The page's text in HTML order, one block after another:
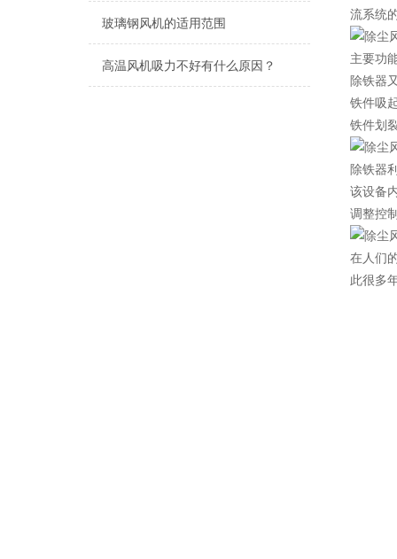
玻璃钢风机的适用范围
高温风机吸力不好有什么原因？
流系统
主要功
除铁器
铁件吸
铁件划
除铁器
该设备
调整控
在人们
此很多